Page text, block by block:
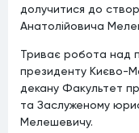
долучитися до
Анатолійовича
Триває робота над
президенту Києво-
декану Факультет
та Заслуженому
Мелешевичу.